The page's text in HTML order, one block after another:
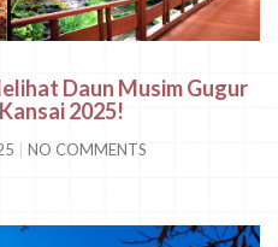
Daun Musim Gugur
2025!
NO COMMENTS